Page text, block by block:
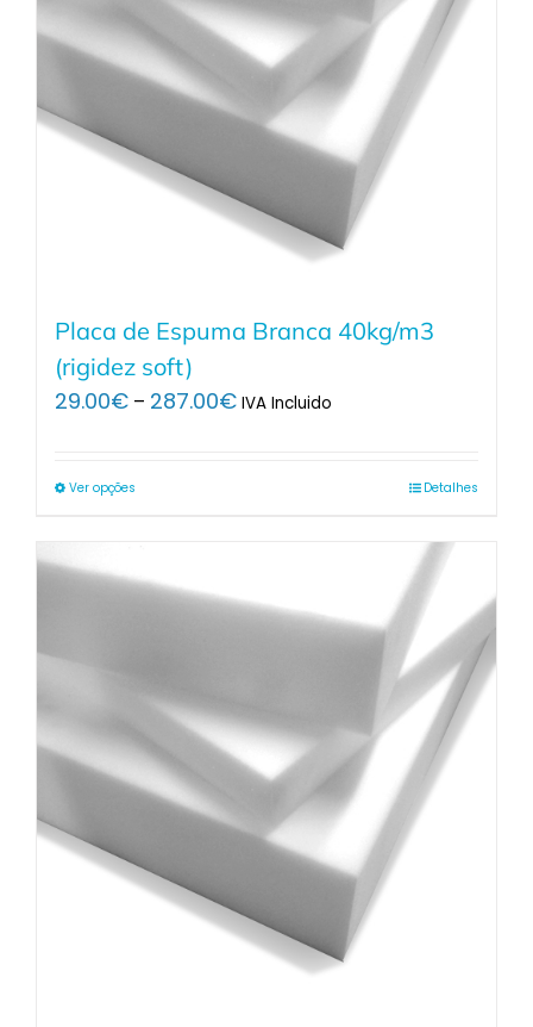
Placa de Espuma Branca 40kg/m3
(rigidez soft)
29.00€ – 287.00€Price
IVA Incluido
Ver opções Detalhes